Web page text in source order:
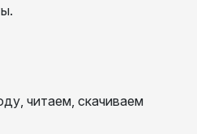
читаем, скачиваем